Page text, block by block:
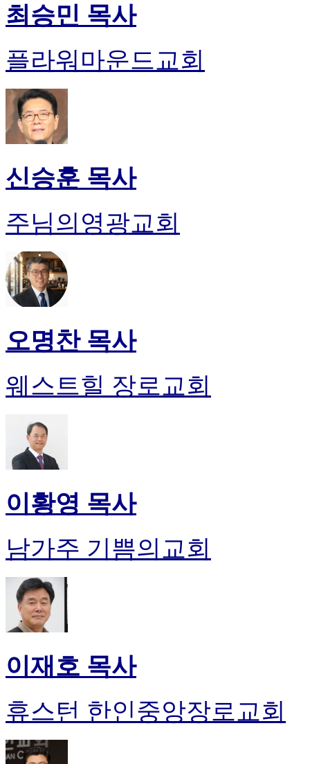
최승민 목사
플라워마운드교회
신승훈 목사
주님의영광교회
오명찬 목사
웨스트힐 장로교회
이황영 목사
남가주 기쁨의교회
이재호 목사
휴스턴 한인중앙장로교회